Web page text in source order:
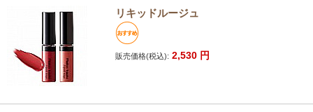
リキッドルージュ
販売価格(税込): 2,530 円